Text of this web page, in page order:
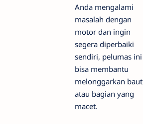
Anda mengalami
masalah dengan
motor dan ingin
segera diperbaiki
sendiri, pelumas ini
bisa membantu
melonggarkan baut
atau bagian yang
macet.